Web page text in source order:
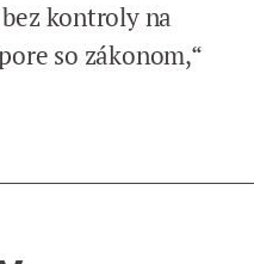
kontroly na
so zákonom,“